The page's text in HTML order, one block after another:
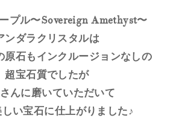
プル〜Sovereign Amethyst〜
ンダラクリスタルは
原石もインクルージョンなしの
超宝石質でしたが
んに磨いていただいて
い宝石に仕上がりました♪